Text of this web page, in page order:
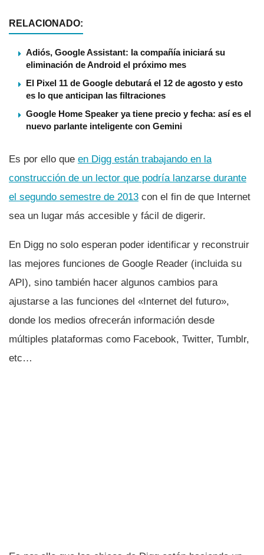
RELACIONADO:
Adiós, Google Assistant: la compañía iniciará su
eliminación de Android el próximo mes
El Pixel 11 de Google debutará el 12 de agosto y esto
es lo que anticipan las filtraciones
Google Home Speaker ya tiene precio y fecha: así es el
nuevo parlante inteligente con Gemini
Es por ello que en Digg están trabajando en la
construcción de un lector que podrí­a lanzarse durante
el segundo semestre de 2013 con el fin de que Internet
sea un lugar más accesible y fácil de digerir.
En Digg no solo esperan poder identificar y reconstruir
las mejores funciones de Google Reader (incluida su
API), sino también hacer algunos cambios para
ajustarse a las funciones del «Internet del futuro»,
donde los medios ofrecerán información desde
múltiples plataformas como Facebook, Twitter, Tumblr,
etc…